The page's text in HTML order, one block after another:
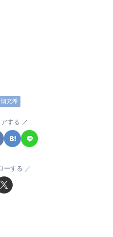
充希
する
ーする